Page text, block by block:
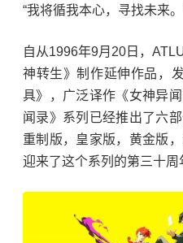
“我将循我本心，寻找未来
自从1996年9月20日，
神转生》制作延伸作品，
具》，广泛译作《女神异
闻录》系列已经推出了六
重制版，皇家版，黄金版
迎来了这个系列的第三十周